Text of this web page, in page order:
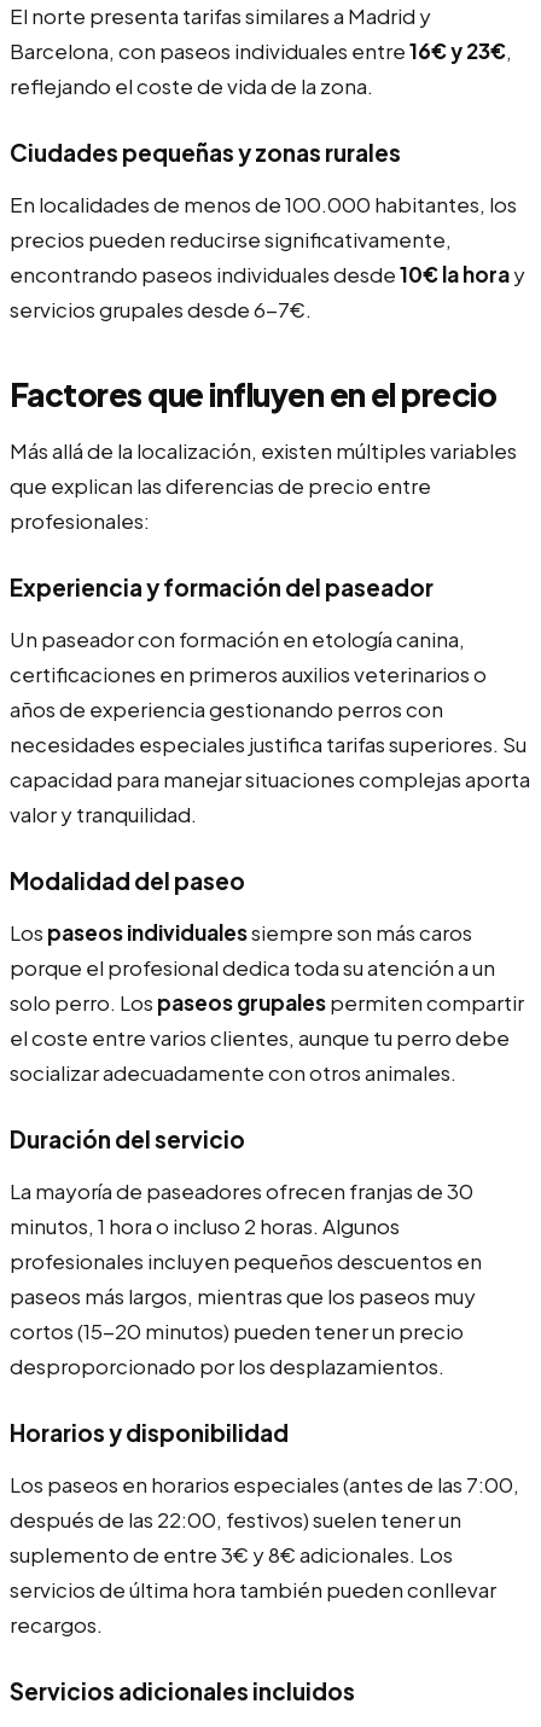
El norte presenta tarifas similares a Madrid y
Barcelona, con paseos individuales entre16€ y 23€,
reflejando el coste de vida de la zona.
Ciudades pequeñas y zonas rurales
En localidades de menos de 100.000 habitantes, los
precios pueden reducirse significativamente,
encontrando paseos individuales desde10€ la horay
servicios grupales desde 6-7€.
Factores que influyen en el precio
Más allá de la localización, existen múltiples variables
que explican las diferencias de precio entre
profesionales:
Experiencia y formación del paseador
Un paseador con formación en etología canina,
certificaciones en primeros auxilios veterinarios o
años de experiencia gestionando perros con
necesidades especiales justifica tarifas superiores. Su
capacidad para manejar situaciones complejas aporta
valor y tranquilidad.
Modalidad del paseo
Los paseos individualessiempre son más caros
porque el profesional dedica toda su atención a un
solo perro. Los paseos grupalespermiten compartir
el coste entre varios clientes, aunque tu perro debe
socializar adecuadamente con otros animales.
Duración del servicio
La mayoría de paseadores ofrecen franjas de 30
minutos, 1 hora o incluso 2 horas. Algunos
profesionales incluyen pequeños descuentos en
paseos más largos, mientras que los paseos muy
cortos (15-20 minutos) pueden tener un precio
desproporcionado por los desplazamientos.
Horarios y disponibilidad
Los paseos en horarios especiales (antes de las 7:00,
después de las 22:00, festivos) suelen tener un
suplemento de entre 3€ y 8€ adicionales. Los
servicios de última hora también pueden conllevar
recargos.
Servicios adicionales incluidos